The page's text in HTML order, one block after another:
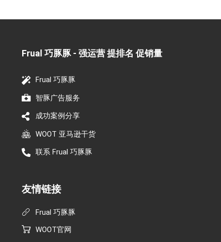
Frual 巧豚豚 - 强运营 提排名 促销量​
Frual 巧豚豚
智豚广告服务
成功案例分享
WOOT 亚马逊干货
联系 Frual 巧豚豚
友情链接
Frual 巧豚豚
WOOT官网